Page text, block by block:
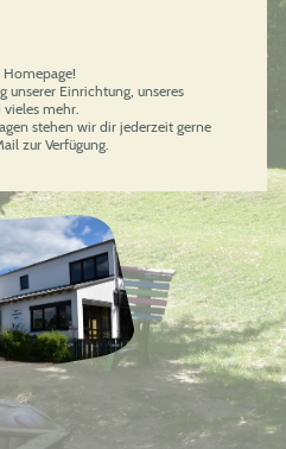
unserer Einrichtung, unseres
mehr.
stehen wir dir jederzeit gerne
zur Verfügung.